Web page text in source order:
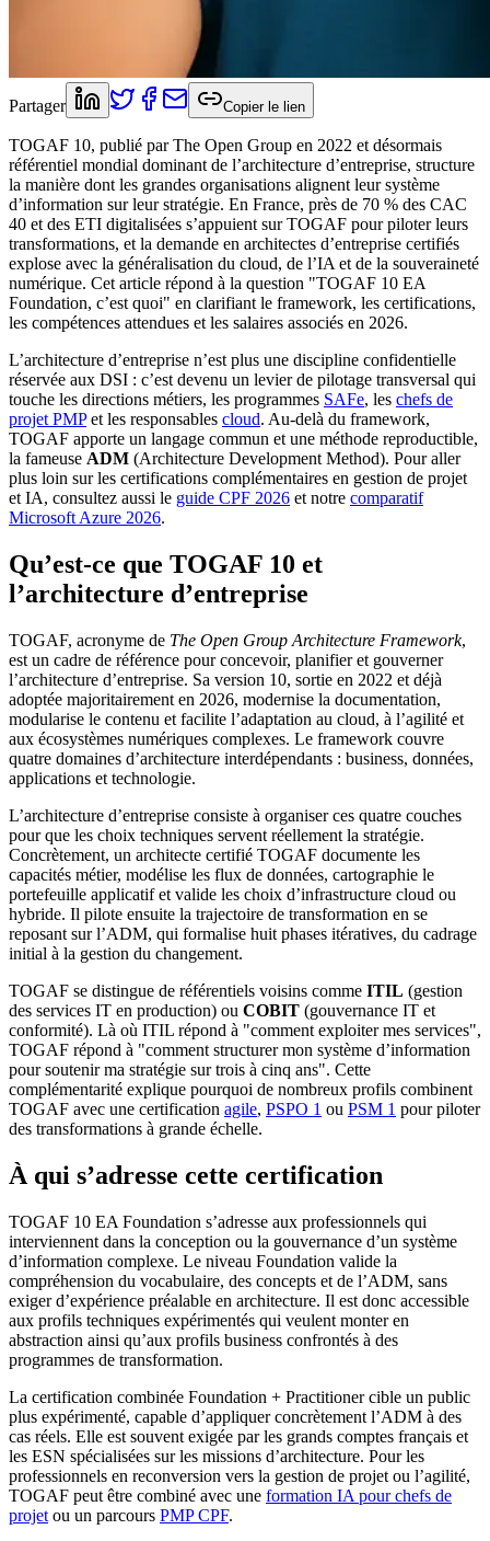
Partager Copier le lien
TOGAF 10, publié par The Open Group en 2022 et désormais
référentiel mondial dominant de l’architecture d’entreprise, structure
la manière dont les grandes organisations alignent leur système
d’information sur leur stratégie. En France, près de 70 % des CAC
40 et des ETI digitalisées s’appuient sur TOGAF pour piloter leurs
transformations, et la demande en architectes d’entreprise certifiés
explose avec la généralisation du cloud, de l’IA et de la souveraineté
numérique. Cet article répond à la question "TOGAF 10 EA
Foundation, c’est quoi" en clarifiant le framework, les certifications,
les compétences attendues et les salaires associés en 2026.
L’architecture d’entreprise n’est plus une discipline confidentielle
réservée aux DSI : c’est devenu un levier de pilotage transversal qui
touche les directions métiers, les programmes SAFe, les chefs de
projet PMPet les responsables cloud. Au-delà du framework,
TOGAF apporte un langage commun et une méthode reproductible,
la fameuse ADM (Architecture Development Method). Pour aller
plus loin sur les certifications complémentaires en gestion de projet
et IA, consultez aussi le guide CPF 2026 et notre comparatif
Microsoft Azure 2026.
Qu’est-ce que TOGAF 10 et
l’architecture d’entreprise
TOGAF, acronyme de The Open Group Architecture Framework,
est un cadre de référence pour concevoir, planifier et gouverner
l’architecture d’entreprise. Sa version 10, sortie en 2022 et déjà
adoptée majoritairement en 2026, modernise la documentation,
modularise le contenu et facilite l’adaptation au cloud, à l’agilité et
aux écosystèmes numériques complexes. Le framework couvre
quatre domaines d’architecture interdépendants : business, données,
applications et technologie.
L’architecture d’entreprise consiste à organiser ces quatre couches
pour que les choix techniques servent réellement la stratégie.
Concrètement, un architecte certifié TOGAF documente les
capacités métier, modélise les flux de données, cartographie le
portefeuille applicatif et valide les choix d’infrastructure cloud ou
hybride. Il pilote ensuite la trajectoire de transformation en se
reposant sur l’ADM, qui formalise huit phases itératives, du cadrage
initial à la gestion du changement.
TOGAF se distingue de référentiels voisins comme ITIL (gestion
des services IT en production) ou COBIT (gouvernance IT et
conformité). Là où ITIL répond à "comment exploiter mes services",
TOGAF répond à "comment structurer mon système d’information
pour soutenir ma stratégie sur trois à cinq ans". Cette
complémentarité explique pourquoi de nombreux profils combinent
TOGAF avec une certification agile, PSPO 1 ou PSM 1 pour piloter
des transformations à grande échelle.
À qui s’adresse cette certification
TOGAF 10 EA Foundation s’adresse aux professionnels qui
interviennent dans la conception ou la gouvernance d’un système
d’information complexe. Le niveau Foundation valide la
compréhension du vocabulaire, des concepts et de l’ADM, sans
exiger d’expérience préalable en architecture. Il est donc accessible
aux profils techniques expérimentés qui veulent monter en
abstraction ainsi qu’aux profils business confrontés à des
programmes de transformation.
La certification combinée Foundation + Practitioner cible un public
plus expérimenté, capable d’appliquer concrètement l’ADM à des
cas réels. Elle est souvent exigée par les grands comptes français et
les ESN spécialisées sur les missions d’architecture. Pour les
professionnels en reconversion vers la gestion de projet ou l’agilité,
TOGAF peut être combiné avec une formation IA pour chefs de
projet ou un parcours PMP CPF.